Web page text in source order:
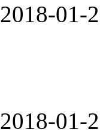
2018-01-
2018-01-